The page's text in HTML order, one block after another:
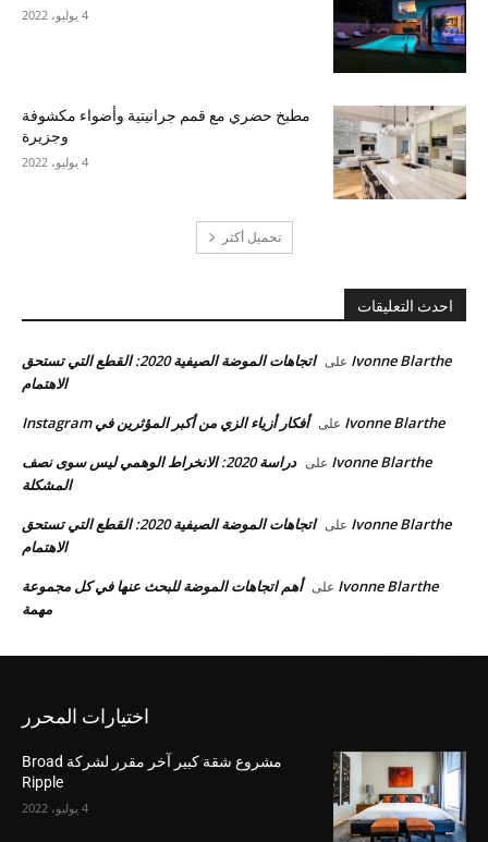
4 يوليو، 2022
مطبخ حضري مع قمم جرانيتية وأضواء مكشوفة
وجزيرة
4 يوليو، 2022
تحميل أكثر
احدث التعليقات
Ivonne Blarthe على
اتجاهات الموضة الصيفية 2020: القطع التي تستحق
الاهتمام
Ivonne Blarthe على أفكار أزياء الزي من أكبر المؤثرين في Instagram
Ivonne Blarthe على
دراسة 2020: الانخراط الوهمي ليس سوى نصف
المشكلة
Ivonne Blarthe على
اتجاهات الموضة الصيفية 2020: القطع التي تستحق
الاهتمام
Ivonne Blarthe على أهم اتجاهات الموضة للبحث عنها في كل مجموعة
مهمة
اختيارات المحرر
مشروع شقة كبير آخر مقرر لشركة Broad
Ripple
4 يوليو، 2022